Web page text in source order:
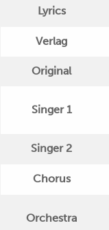
Lyrics
Verlag
Original
Singer 1
Singer 2
Chorus
Orchestra